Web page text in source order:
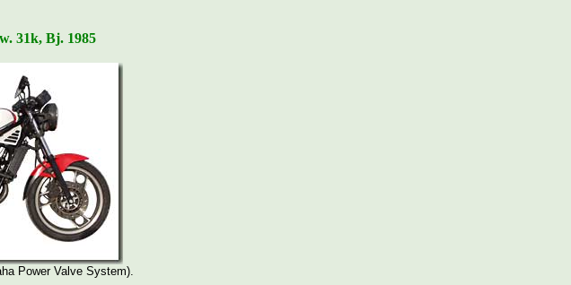
31k, Bj. 1985
Power Valve System).